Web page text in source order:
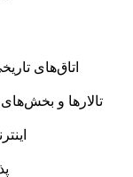
اتاق‌های
تالارها و